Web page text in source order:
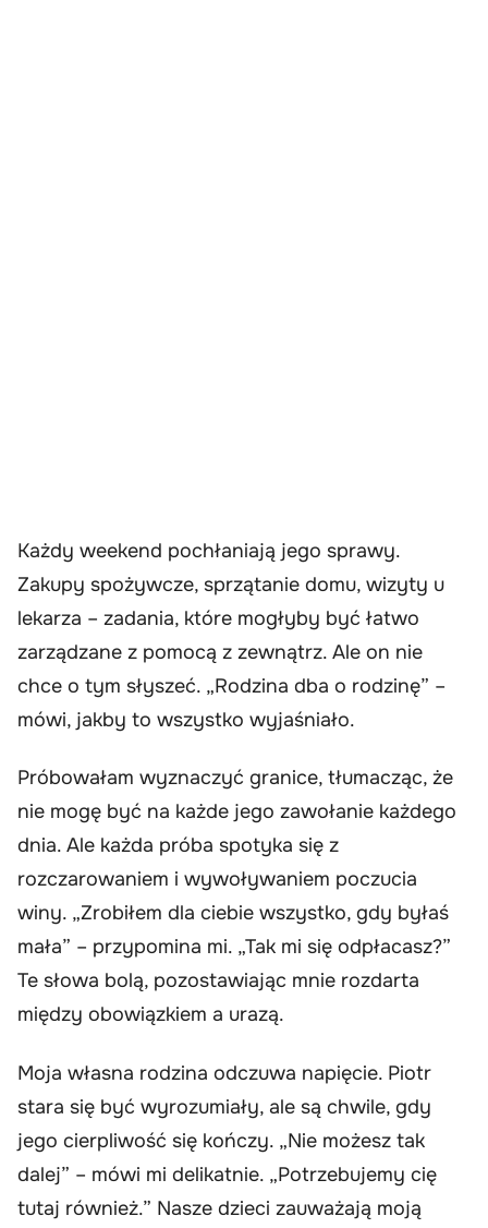
Każdy weekend pochłaniają jego sprawy.
Zakupy spożywcze, sprzątanie domu, wizyty u
lekarza – zadania, które mogłyby być łatwo
zarządzane z pomocą z zewnątrz. Ale on nie
chce o tym słyszeć. „Rodzina dba o rodzinę” –
mówi, jakby to wszystko wyjaśniało.
Próbowałam wyznaczyć granice, tłumacząc, że
nie mogę być na każde jego zawołanie każdego
dnia. Ale każda próba spotyka się z
rozczarowaniem i wywoływaniem poczucia
winy. „Zrobiłem dla ciebie wszystko, gdy byłaś
mała” – przypomina mi. „Tak mi się odpłacasz?”
Te słowa bolą, pozostawiając mnie rozdarta
między obowiązkiem a urazą.
Moja własna rodzina odczuwa napięcie. Piotr
stara się być wyrozumiały, ale są chwile, gdy
jego cierpliwość się kończy. „Nie możesz tak
dalej” – mówi mi delikatnie. „Potrzebujemy cię
tutaj również.” Nasze dzieci zauważają moją